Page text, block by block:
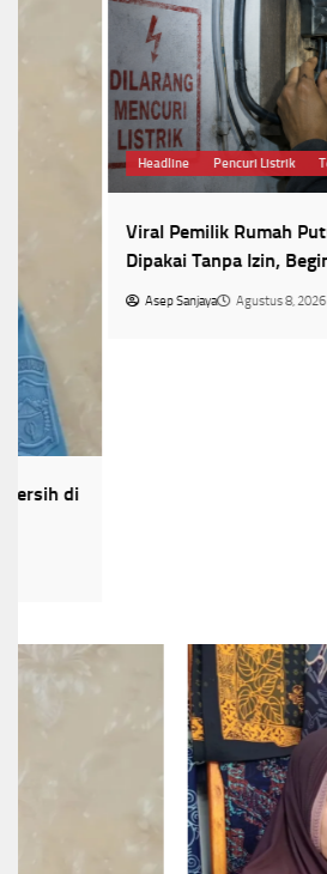
Headline Pencuri Listrik Teknisi WiFi
Viral Pemilik Rumah Putus Kabel
Dipakai Tanpa Izin, Begini
Asep Sanjaya Agustus 8, 2026